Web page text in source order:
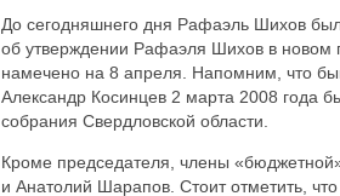
До сегодняшнего дня Рафаэль Шихов
об утверждении Рафаэля Шихов в новом
намечено на 8 апреля. Напомним, что
Александр Косинцев 2 марта 2008 года
собрания Свердловской области.
Кроме председателя, члены
и Анатолий Шарапов. Стоит отметить,